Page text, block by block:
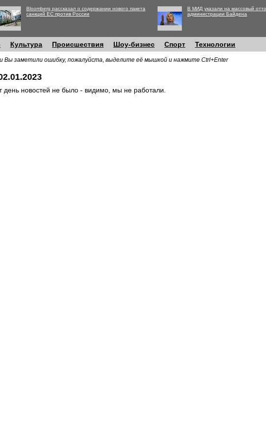
Bloomberg рассказал о содержании нового пакета
санкций ЕС против России
В МИД указали на массовый
администрации Байдена
Культура Происшествия Шоу-бизнес Спорт Технологии
Вы заметили ошибку, пожалуйста, выделите её мышкой и нажмите Ctrl+Enter
день новостей не было - видимо, мы не работали.